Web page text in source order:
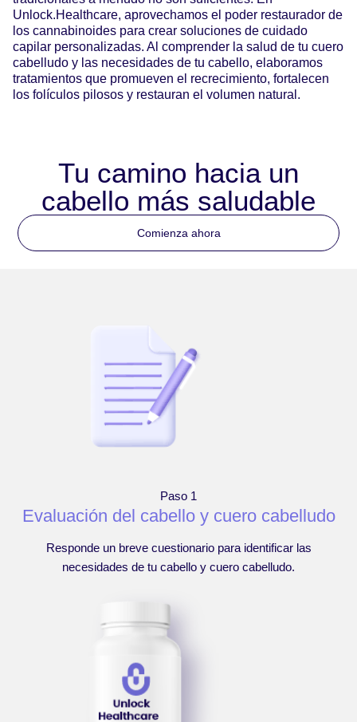
Unlock.Healthcare, aprovechamos el poder restaurador de
los cannabinoides para crear soluciones de cuidado
capilar personalizadas. Al comprender la salud de tu cuero
cabelludo y las necesidades de tu cabello, elaboramos
tratamientos que promueven el recrecimiento, fortalecen
los folículos pilosos y restauran el volumen natural.
Tu camino hacia un
cabello más saludable
Comienza ahora
Paso 1
Evaluación del cabello y cuero cabelludo
Responde un breve cuestionario para identificar las
necesidades de tu cabello y cuero cabelludo.